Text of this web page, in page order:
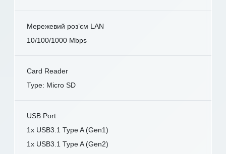
Мережевий роз’єм LAN
10/100/1000 Mbps
Card Reader
Type: Micro SD
USB Port
1x USB3.1 Type A (Gen1)
1x USB3.1 Type A (Gen2)